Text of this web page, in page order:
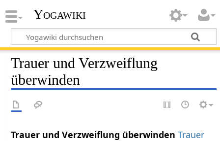
Yogawiki
Trauer und Verzweiflung
überwinden
Trauer und Verzweiflung überwindenTrauer